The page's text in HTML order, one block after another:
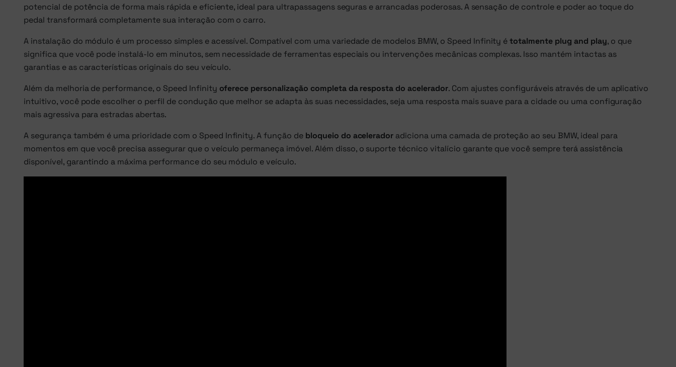
potencial de potência de forma mais rápida e eficiente, ideal para ultrapassagens seguras e arrancadas poderosas. A sensação de controle e poder ao toque do
pedal transformará completamente sua interação com o carro.
A instalação do módulo é um processo simples e acessível. Compatível com uma variedade de modelos BMW, o Speed Infinity étotalmente plug and play, o que
significa que você pode instalá-lo em minutos, sem necessidade de ferramentas especiais ou intervenções mecânicas complexas. Isso mantém intactas as
garantias e as características originais do seu veículo.
Além da melhoria de performance, o Speed Infinity oferece personalização completa da resposta do acelerador. Com ajustes configuráveis através de um aplicativo
intuitivo, você pode escolher o perfil de condução que melhor se adapta às suas necessidades, seja uma resposta mais suave para a cidade ou uma configuração
mais agressiva para estradas abertas.
A segurança também é uma prioridade com o Speed Infinity. A função de bloqueio do acelerador adiciona uma camada de proteção ao seu BMW, ideal para
momentos em que você precisa assegurar que o veículo permaneça imóvel. Além disso, o suporte técnico vitalício garante que você sempre terá assistência
disponível, garantindo a máxima performance do seu módulo e veículo.